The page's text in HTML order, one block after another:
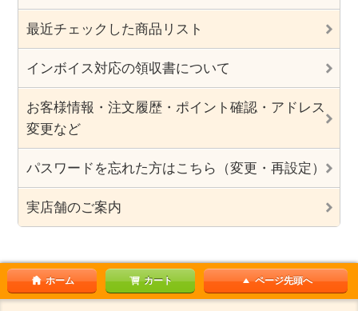
最近チェックした商品リスト
インボイス対応の領収書について
お客様情報・注文履歴・ポイント確認・アドレス
変更など
パスワードを忘れた方はこちら（変更・再設定）
実店舗のご案内
ホーム カート ページ先頭へ